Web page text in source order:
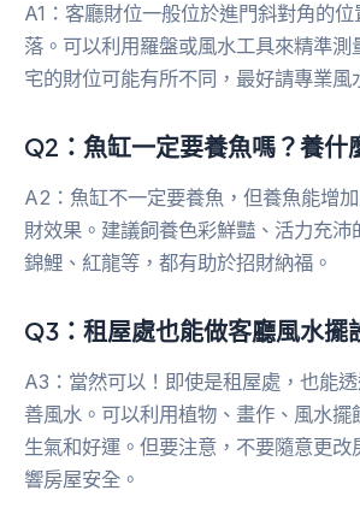
A1：客廳財位一般位於進門斜對角的
落。可以利用羅盤或風水工具來精準測
宅的財位可能有所不同，最好請專業風
Q2：魚缸一定要養魚嗎？養什
A2：魚缸不一定要養魚，但養魚能增
財效果。建議飼養色彩鮮豔、活力充沛
錦鯉、紅龍等，都有助於招財納福。
Q3：租屋處也能做客廳風水擺
A3：當然可以！即使是租屋處，也能
善風水。可以利用植物、畫作、風水擺
生氣和好運。但要注意，不要隨意更改
響房屋安全。